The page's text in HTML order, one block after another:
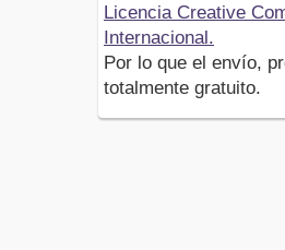
Licencia Creative
Internacional.
Por lo que el envío,
totalmente gratuito.